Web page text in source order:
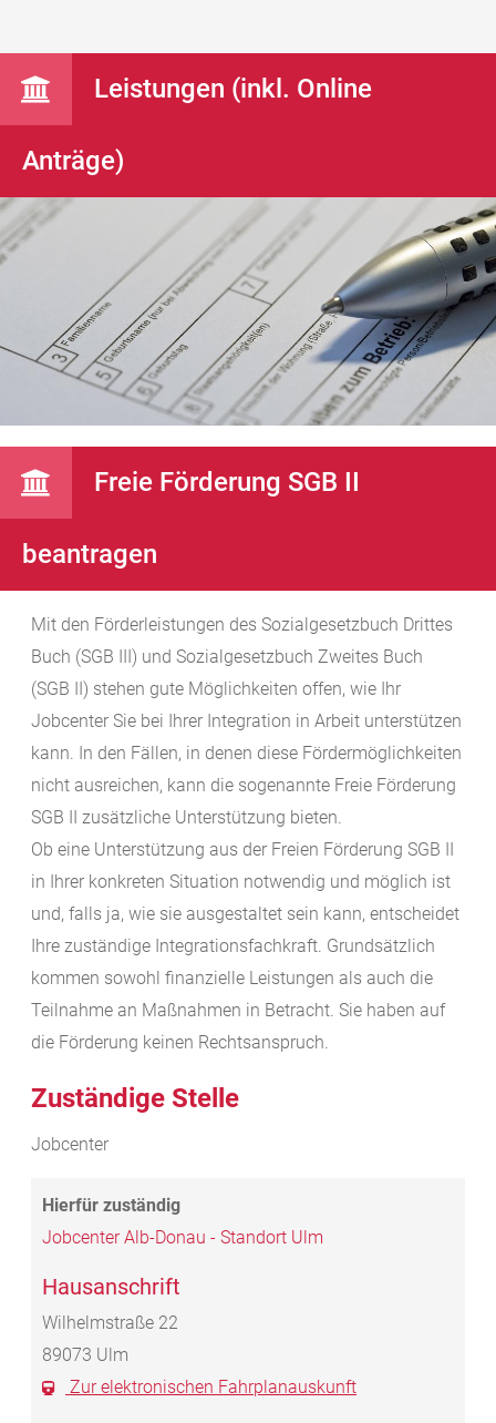
Leistungen (inkl. Online
Anträge)
Freie Förderung SGB II
beantragen
Mit den Förderleistungen des Sozialgesetzbuch Drittes
Buch (SGB III) und Sozialgesetzbuch Zweites Buch
(SGB II) stehen gute Möglichkeiten offen, wie Ihr
Jobcenter Sie bei Ihrer Integration in Arbeit unterstützen
kann. In den Fällen, in denen diese Fördermöglichkeiten
nicht ausreichen, kann die sogenannte Freie Förderung
SGB II zusätzliche Unterstützung bieten.
Ob eine Unterstützung aus der Freien Förderung SGB II
in Ihrer konkreten Situation notwendig und möglich ist
und, falls ja, wie sie ausgestaltet sein kann, entscheidet
Ihre zuständige Integrationsfachkraft. Grundsätzlich
kommen sowohl finanzielle Leistungen als auch die
Teilnahme an Maßnahmen in Betracht. Sie haben auf
die Förderung keinen Rechtsanspruch.
Zuständige Stelle
Jobcenter
Jobcenter Alb-Donau - Standort Ulm
Hausanschrift
Wilhelmstraße 22
89073 Ulm
Zur elektronischen Fahrplanauskunft